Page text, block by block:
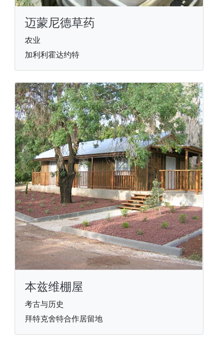
迈蒙尼德草药
农业
加利利霍达约特
本兹维棚屋
考古与历史
拜特克舍特合作居留地